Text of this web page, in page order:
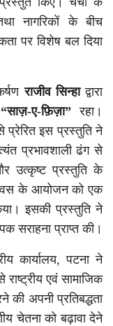
नागरिकों के बीच
पर विशेष बल दिया
राजीव सिन्हाद्वारा
“साज़-ए-फ़िज़ा” रहा।
इस प्रस्तुति ने
प्रभावशाली ढंग से
उत्कृष्ट प्रस्तुति के
के आयोजन को एक
इसकी प्रस्तुति ने
सराहना प्राप्त की।
कार्यालय, पटना ने
एवं सामाजिक
की अपनी प्रतिबद्धता
चेतना को बढ़ावा देने